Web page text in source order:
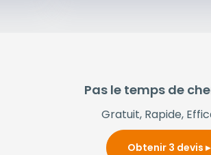
Pas le temps de
Gratuit, Rapide,
Obtenir 3 devis